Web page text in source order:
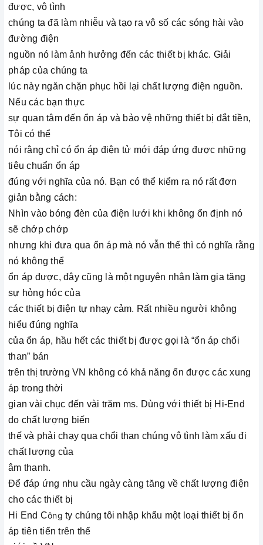
được, vô tình
chúng ta đã làm nhiễu và tạo ra vô số các sóng hài vào
đường điện
nguồn nó làm ảnh hưởng đến các thiết bị khác. Giải
pháp của chúng ta
lúc này ngăn chặn phục hồi lại chất lượng điện nguồn.
Nếu các bạn thực
sự quan tâm đến ổn áp và bảo vệ những thiết bị đắt tiền,
Tôi có thể
nói rằng chỉ có ổn áp điện tử mới đáp ứng được những
tiêu chuẩn ổn áp
đúng với nghĩa của nó. Bạn có thể kiểm ra nó rất đơn
giản bằng cách:
Nhìn vào bóng đèn của điện lưới khi không ổn định nó
sẽ chớp chớp
nhưng khi đưa qua ổn áp mà nó vẫn thế thì có nghĩa rằng
nó không thể
ổn áp được, đây cũng là một nguyên nhân làm gia tăng
sự hỏng hóc của
các thiết bị điện tự nhạy cảm. Rất nhiều người không
hiểu đúng nghĩa
của ổn áp, hầu hết các thiết bị được gọi là “ổn áp chổi
than” bán
trên thị trường VN không có khả năng ổn được các xung
áp trong thời
gian vài chục đến vài trăm ms. Dùng với thiết bị Hi-End
do chất lượng biến
thế và phải chạy qua chổi than chúng vô tình làm xấu đi
chất lượng của
âm thanh.
Để đáp ứng nhu cầu ngày càng tăng về chất lượng điện
cho các thiết bị
Hi End Công ty chúng tôi nhập khẩu một loại thiết bị ổn
áp tiên tiến trên thế